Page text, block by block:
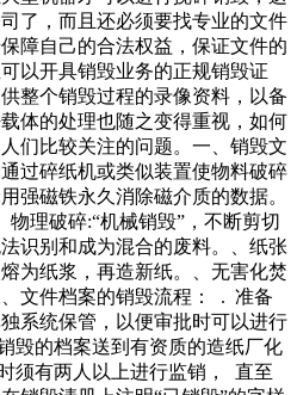
着一筐泡沫跟纸箱。当时网友还
意干嘛？而且还
单位主管领导审核批准，严禁个
手续完备。销毁涉密文件资料应
一些刚出生还没有断奶就被抛弃
助的话，那基本是活不了多久
大爷捡回了一条全身脏兮兮的狗
往常一样去废品站卖垃圾伴了老
被偷狗的人偷走了，可能已经成
吧。对于老人来说狗狗就是他的
是他在这座城市里唯一的依靠。
是，狗从来不会
了，而且还必须要找专业的文件
障自己的合法权益，保证文件的
以开具销毁业务的正规销毁证
整个销毁过程的录像资料，以备
体的处理也随之变得重视，如何
们比较关注的问题。一、销毁文
过碎纸机或类似装置使物料破碎
强磁铁永久消除磁介质的数据。
理破碎:“机械销毁”，不断剪切
识别和成为混合的废料。、纸张
为纸浆，再造新纸。、无害化焚
文件档案的销毁流程： . 准备
系统保管，以便审批时可以进行
毁的档案送到有资质的造纸厂化
须有两人以上进行监销， 直至